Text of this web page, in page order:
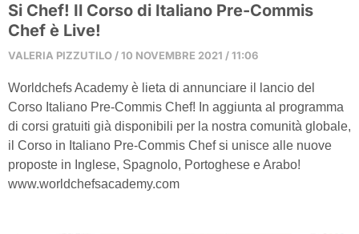
Si Chef! Il Corso di Italiano Pre-Commis
Chef è Live!
VALERIA PIZZUTILO 10 NOVEMBRE 2021 11:06
Worldchefs Academy è lieta di annunciare il lancio del
Corso Italiano Pre-Commis Chef! In aggiunta al programma
di corsi gratuiti già disponibili per la nostra comunità globale,
il Corso in Italiano Pre-Commis Chef si unisce alle nuove
proposte in Inglese, Spagnolo, Portoghese e Arabo!
www.worldchefsacademy.com